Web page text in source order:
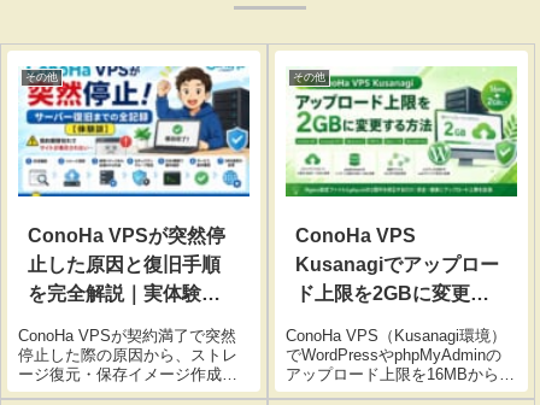
その他
ConoHa VPSが突然停
止した原因と復旧手順
を完全解説｜実体験レ
ConoHa VPSが契約満了で突然
停止した際の原因から、ストレ
ージ復元・保存イメージ作成・
新規VPS構築・DNS変更までの
その他
ConoHa VPS
Kusanagiでアップロー
ド上限を2GBに変更す
ConoHa VPS（Kusanagi環境）
でWordPressやphpMyAdminの
アップロード上限を16MBから
2GBへ引き上げる方法を解説。